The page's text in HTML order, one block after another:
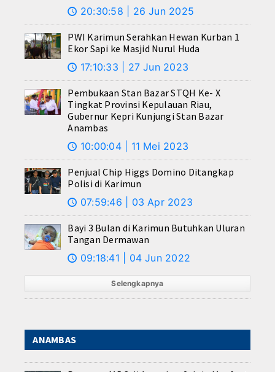
🕔 20:30:58 | 26 Jun 2025
PWI Karimun Serahkan Hewan Kurban 1
Ekor Sapi ke Masjid Nurul Huda
🕔 17:10:33 | 27 Jun 2023
Pembukaan Stan Bazar STQH Ke- X
Tingkat Provinsi Kepulauan Riau,
Gubernur Kepri Kunjungi Stan Bazar
Anambas
🕔 10:00:04 | 11 Mei 2023
Penjual Chip Higgs Domino Ditangkap
Polisi di Karimun
🕔 07:59:46 | 03 Apr 2023
Bayi 3 Bulan di Karimun Butuhkan Uluran
Tangan Dermawan
🕔 09:18:41 | 04 Jun 2022
Selengkapnya
ANAMBAS